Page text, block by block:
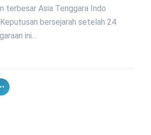
terbesar Asia Tenggara Indo
bersejarah setelah 24
ini…